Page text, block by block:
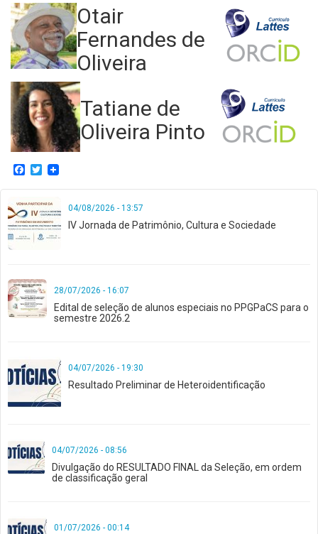
Otair
Fernandes de
Oliveira
Tatiane de
Oliveira Pinto
Facebook
Twitter
04/08/2026 - 13:57
IV Jornada de Patrimônio, Cultura e Sociedade
28/07/2026 - 16:07
Edital de seleção de alunos especiais no PPGPaCS para o
semestre 2026.2
04/07/2026 - 19:30
Resultado Preliminar de Heteroidentificação
04/07/2026 - 08:56
Divulgação do RESULTADO FINAL da Seleção, em ordem
de classificação geral
01/07/2026 - 00:14